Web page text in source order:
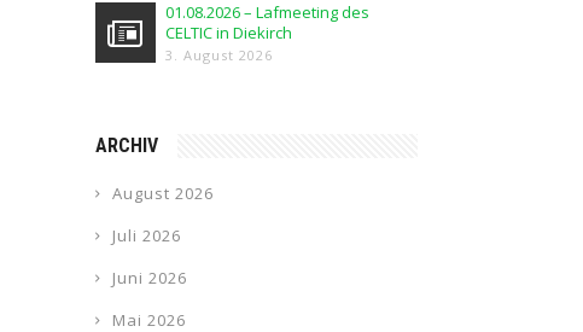
01.08.2026 – Lafmeeting des
CELTIC in Diekirch
3. August 2026
ARCHIV
August 2026
Juli 2026
Juni 2026
Mai 2026